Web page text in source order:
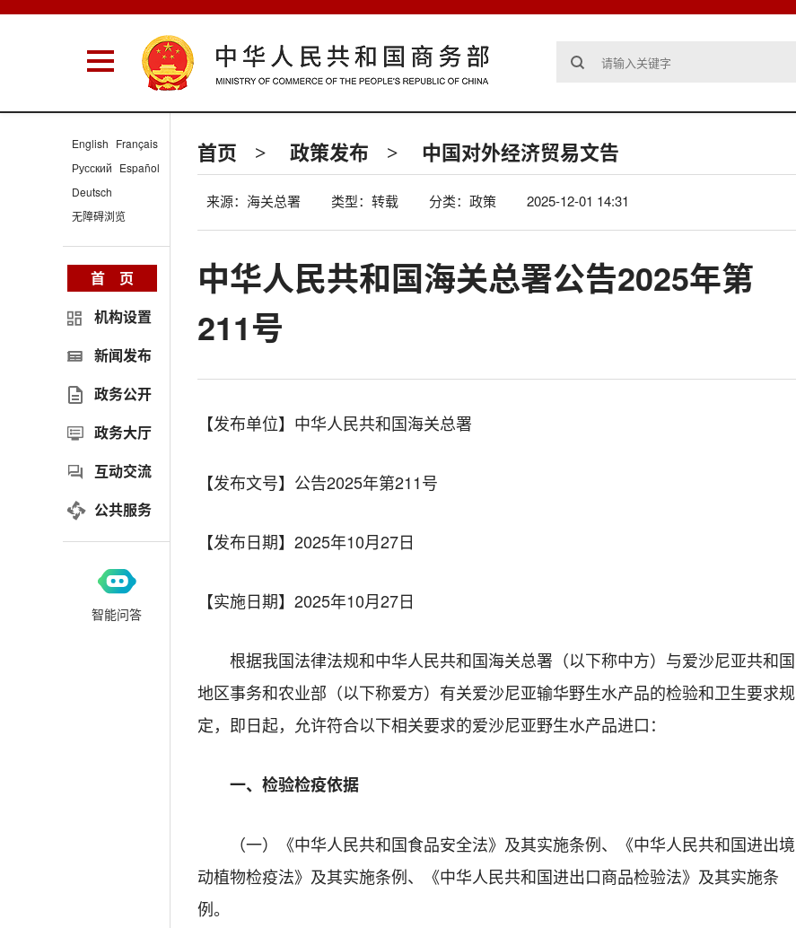
首页 > 政策发布 > 中国对外经济贸易文告
来源：海关总署 类型：转载 分类：政策 2025-12-01 14:31
中华人民共和国海关总署公告2025年第
211号
【发布单位】中华人民共和国海关总署
【发布文号】公告2025年第211号
【发布日期】 2025年10月27日
【实施日期】 2025年10月27日
根据我国法律法规和中华人民共和国海关总署（以下称中方）与爱沙尼亚共和国
地区事务和农业部（以下称爱方）有关爱沙尼亚输华野生水产品的检验和卫生要求规
定，即日起，允许符合以下相关要求的爱沙尼亚野生水产品进口：
一、检验检疫依据
（一）《中华人民共和国食品安全法》及其实施条例、《中华人民共和国进出境
动植物检疫法》及其实施条例、《中华人民共和国进出口商品检验法》及其实施条
例。
English Français
Русский Español
Deutsch
无障碍浏览
首 页
机构设置
新闻发布
政务公开
政务大厅
互动交流
公共服务
智能问答